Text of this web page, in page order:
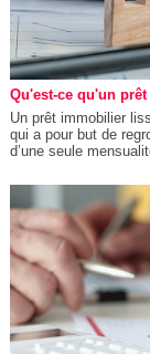
Qu'est-ce qu'un
Un prêt immobilier
qui a pour but de
d’une seule